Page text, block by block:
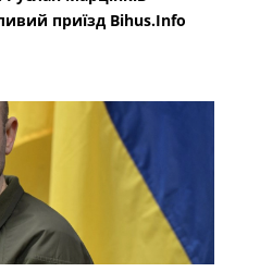
приїзд Bihus.Info